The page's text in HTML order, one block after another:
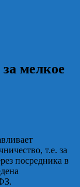
мелкое
т.е. за
посредника в